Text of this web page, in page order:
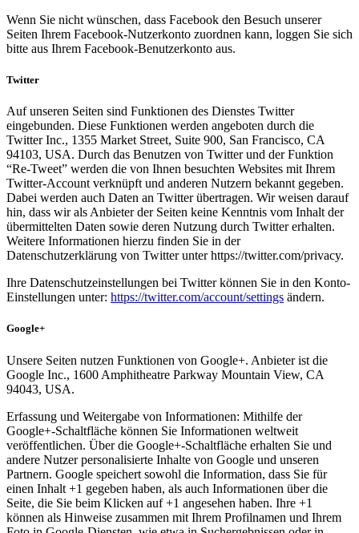
Wenn Sie nicht wünschen, dass Facebook den Besuch unserer
Seiten Ihrem Facebook-Nutzerkonto zuordnen kann, loggen Sie sich
bitte aus Ihrem Facebook-Benutzerkonto aus.
Twitter
Auf unseren Seiten sind Funktionen des Dienstes Twitter
eingebunden. Diese Funktionen werden angeboten durch die
Twitter Inc., 1355 Market Street, Suite 900, San Francisco, CA
94103, USA. Durch das Benutzen von Twitter und der Funktion
“Re-Tweet” werden die von Ihnen besuchten Websites mit Ihrem
Twitter-Account verknüpft und anderen Nutzern bekannt gegeben.
Dabei werden auch Daten an Twitter übertragen. Wir weisen darauf
hin, dass wir als Anbieter der Seiten keine Kenntnis vom Inhalt der
übermittelten Daten sowie deren Nutzung durch Twitter erhalten.
Weitere Informationen hierzu finden Sie in der
Datenschutzerklärung von Twitter unter https://twitter.com/privacy.
Ihre Datenschutzeinstellungen bei Twitter können Sie in den Konto-
Einstellungen unter: https://twitter.com/account/settings ändern.
Google+
Unsere Seiten nutzen Funktionen von Google+. Anbieter ist die
Google Inc., 1600 Amphitheatre Parkway Mountain View, CA
94043, USA.
Erfassung und Weitergabe von Informationen: Mithilfe der
Google+-Schaltfläche können Sie Informationen weltweit
veröffentlichen. Über die Google+-Schaltfläche erhalten Sie und
andere Nutzer personalisierte Inhalte von Google und unseren
Partnern. Google speichert sowohl die Information, dass Sie für
einen Inhalt +1 gegeben haben, als auch Informationen über die
Seite, die Sie beim Klicken auf +1 angesehen haben. Ihre +1
können als Hinweise zusammen mit Ihrem Profilnamen und Ihrem